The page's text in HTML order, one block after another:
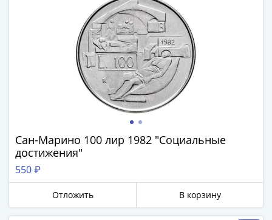
Сан-Марино 100 лир 1982 "Социальные
достижения"
550 ₽
Отложить В корзину